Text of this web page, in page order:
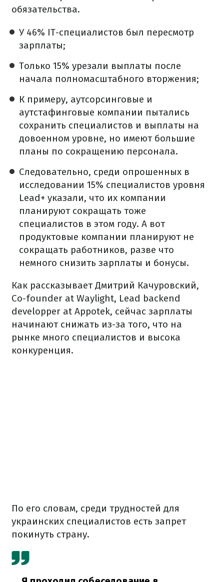
обязательства.
У 46% IТ-специалистов был пересмотр
зарплаты;
Только 15% урезали выплаты после
начала полномасштабного вторжения;
К примеру, аутсорсинговые и
аутстафинговые компании пытались
сохранить специалистов и выплаты на
довоенном уровне, но имеют большие
планы по сокращению персонала.
Следовательно, среди опрошенных в
исследовании 15% специалистов уровня
Lead+ указали, что их компании
планируют сокращать тоже
специалистов в этом году. А вот
продуктовые компании планируют не
сокращать работников, разве что
немного снизить зарплаты и бонусы.
Как рассказывает Дмитрий Качуровский,
Co-founder at Waylight, Lead backend
developper at Appotek, сейчас зарплаты
начинают снижать из-за того, что на
рынке много специалистов и высока
конкуренция.
По его словам, среди трудностей для
украинских специалистов есть запрет
покинуть страну.